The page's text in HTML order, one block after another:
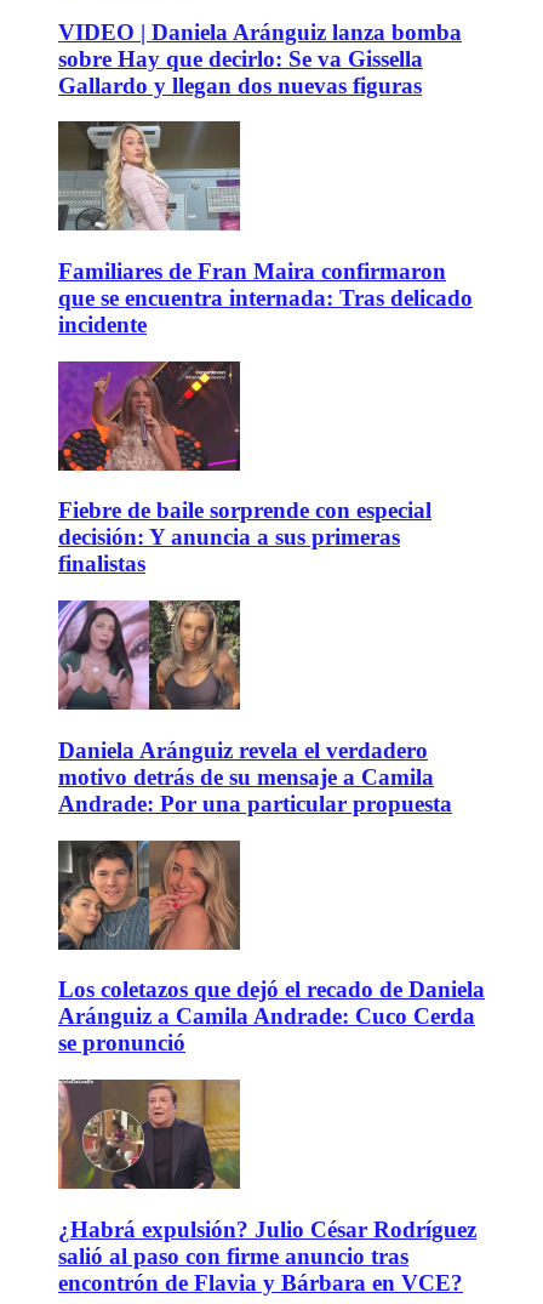
VIDEO | Daniela Aránguiz lanza bomba
sobre Hay que decirlo: Se va Gissella
Gallardo y llegan dos nuevas figuras
Familiares de Fran Maira confirmaron
que se encuentra internada: Tras delicado
incidente
Fiebre de baile sorprende con especial
decisión: Y anuncia a sus primeras
finalistas
Daniela Aránguiz revela el verdadero
motivo detrás de su mensaje a Camila
Andrade: Por una particular propuesta
Los coletazos que dejó el recado de Daniela
Aránguiz a Camila Andrade: Cuco Cerda
se pronunció
¿Habrá expulsión? Julio César Rodríguez
salió al paso con firme anuncio tras
encontrón de Flavia y Bárbara en VCE?